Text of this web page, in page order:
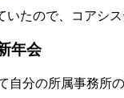
いたので、コアシ
年会
自分の所属事務所